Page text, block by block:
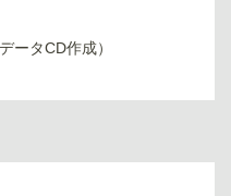
ータCD作成）